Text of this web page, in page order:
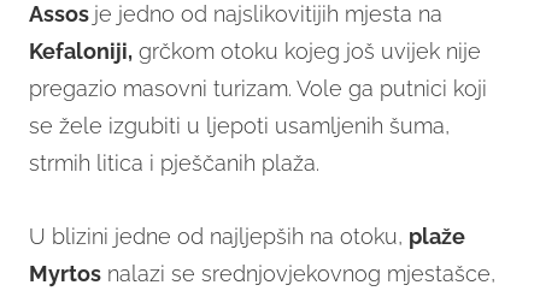
Assos je jedno od najslikovitijih mjesta na
Kefaloniji, grčkom otoku kojeg još uvijek nije
pregazio masovni turizam. Vole ga putnici koji
se žele izgubiti u ljepoti usamljenih šuma,
strmih litica i pješčanih plaža.
U blizini jedne od najljepših na otoku, plaže
Myrtos nalazi se srednjovjekovnog mjestašce,